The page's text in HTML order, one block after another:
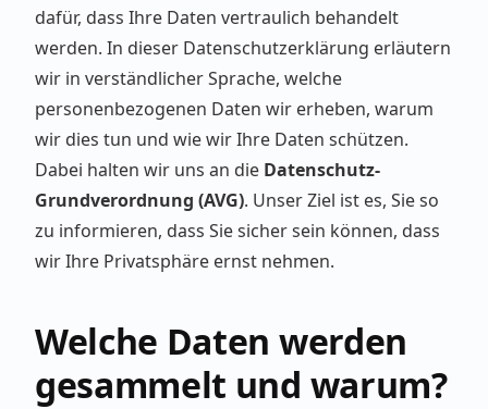
dafür, dass Ihre Daten vertraulich behandelt
werden. In dieser Datenschutzerklärung erläutern
wir in verständlicher Sprache, welche
personenbezogenen Daten wir erheben, warum
wir dies tun und wie wir Ihre Daten schützen.
Dabei halten wir uns an die Datenschutz-
Grundverordnung (AVG). Unser Ziel ist es, Sie so
zu informieren, dass Sie sicher sein können, dass
wir Ihre Privatsphäre ernst nehmen.
Welche Daten werden
gesammelt und warum?